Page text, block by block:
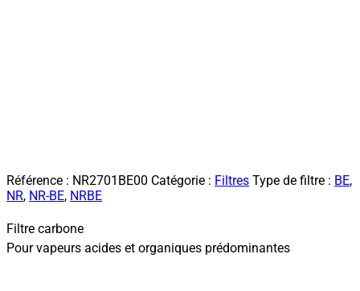
Référence : NR2701BE00 Catégorie : Filtres Type de filtre : BE,
NR, NR-BE, NRBE
Filtre carbone
Pour vapeurs acides et organiques prédominantes